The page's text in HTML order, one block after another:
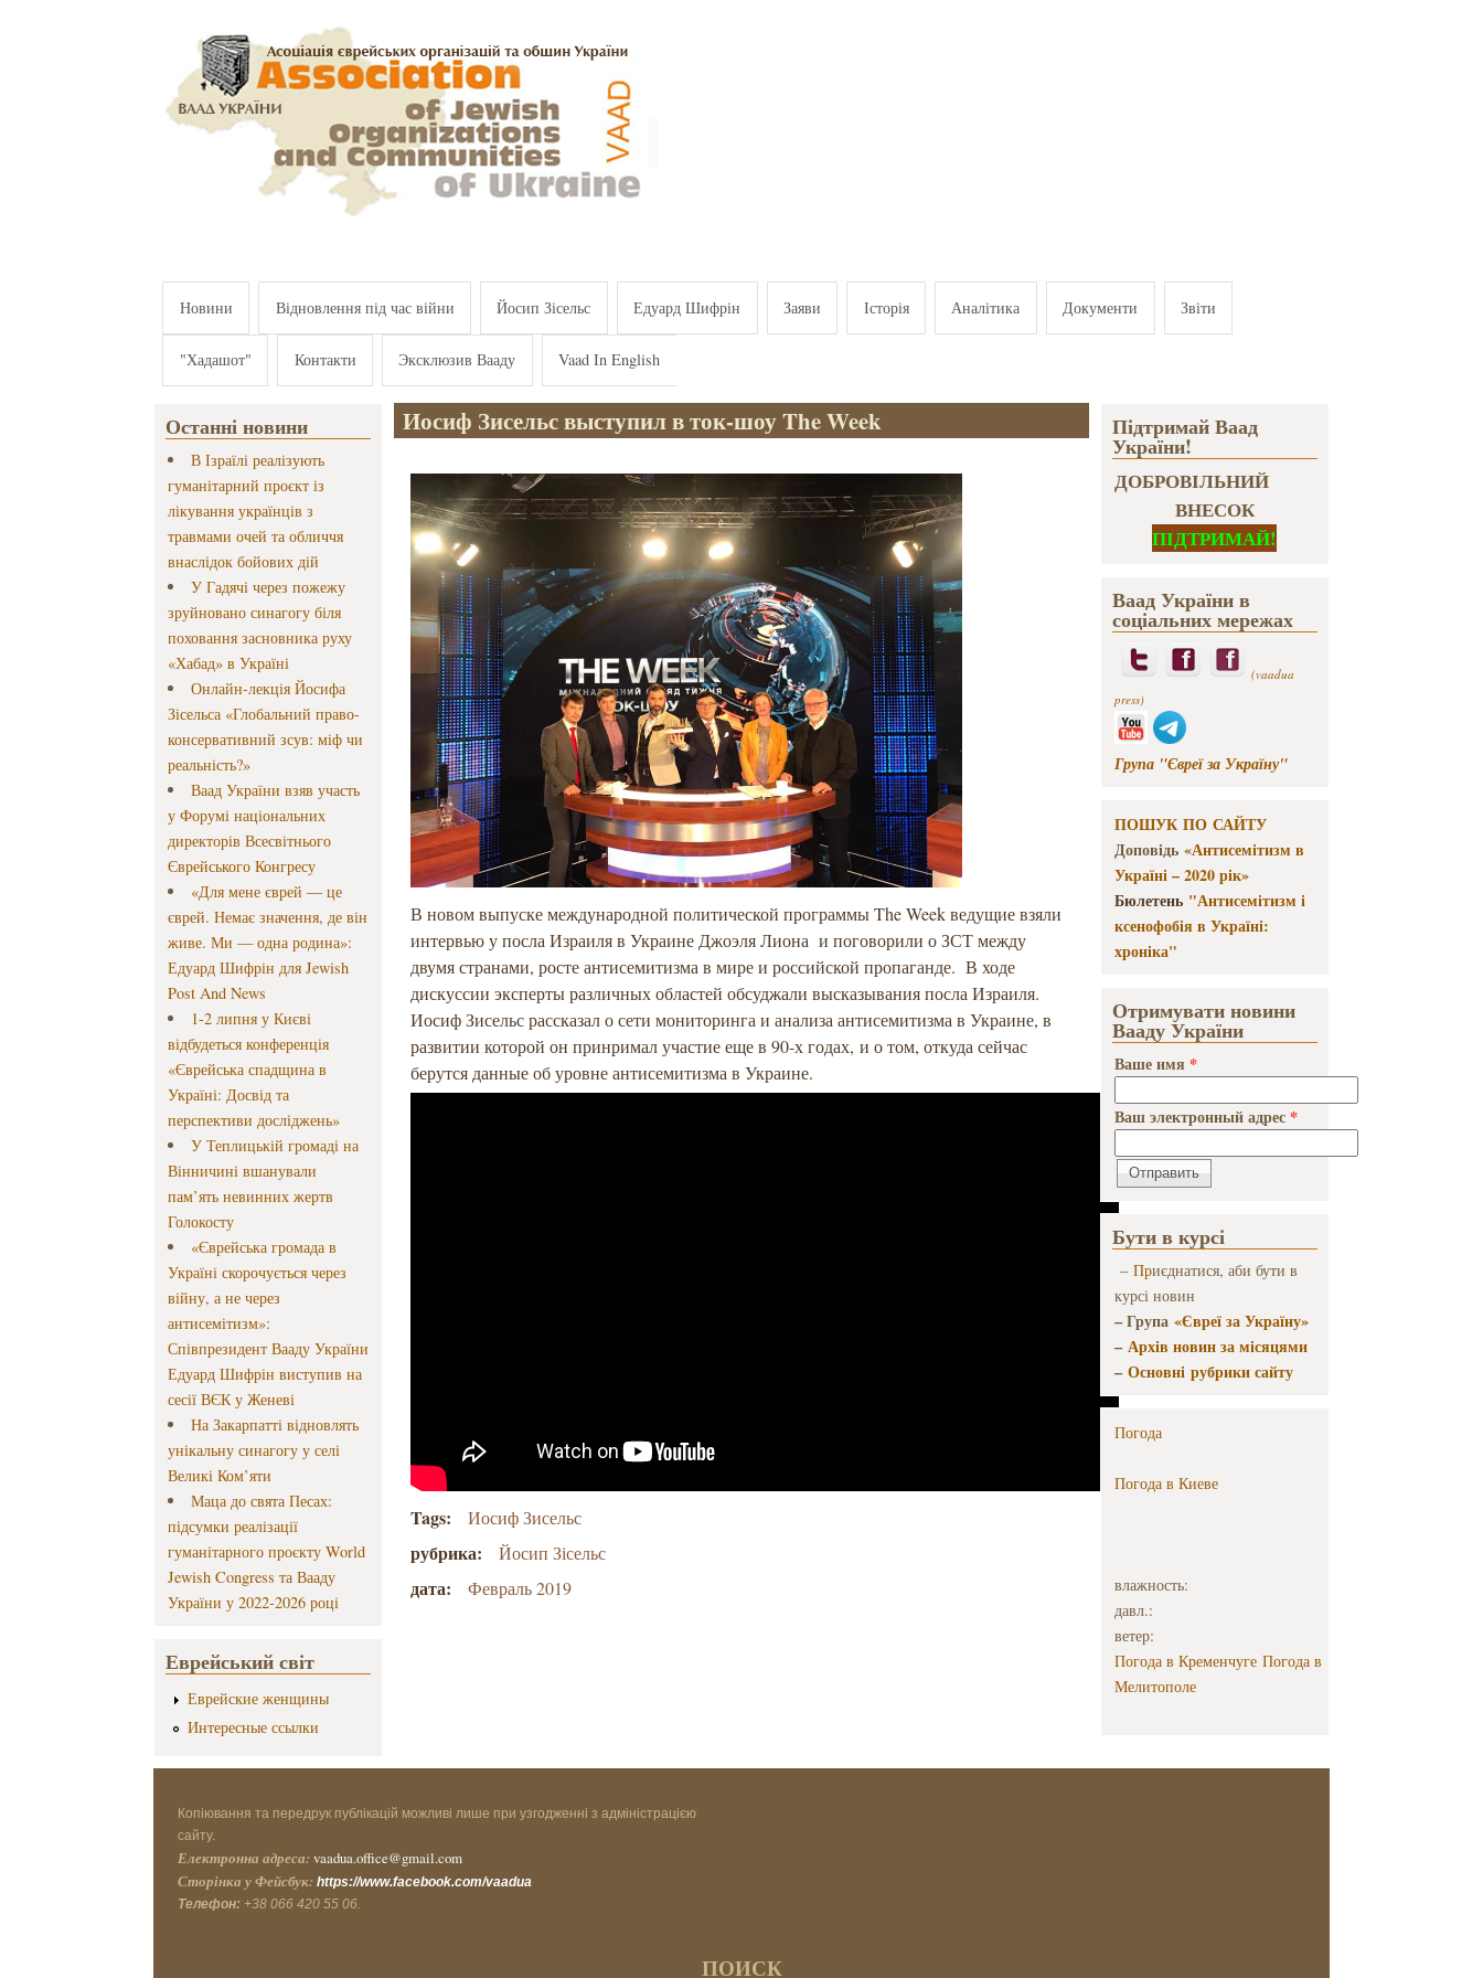
Новини Відновлення під час війни Йосип Зісельс Едуард Шифрін Заяви Історія Аналітика Документи Звіти
"Хадашот" Контакти Эксклюзив Вааду Vaad In English
Останні новини
В Ізраїлі реалізують
гуманітарний проєкт із
лікування українців з
травмами очей та обличчя
внаслідок бойових дій
У Гадячі через пожежу
зруйновано синагогу біля
поховання засновника руху
«Хабад» в Україні
Онлайн-лекція Йосифа
Зісельса «Глобальний право-
консервативний зсув: міф чи
реальність?»
Ваад України взяв участь
у Форумі національних
директорів Всесвітнього
Єврейського Конгресу
«Для мене єврей — це
єврей. Немає значення, де він
живе. Ми — одна родина»:
Едуард Шифрін для Jewish
Post And News
1-2 липня у Києві
відбудеться конференція
«Єврейська спадщина в
Україні: Досвід та
перспективи досліджень»
У Теплицькій громаді на
Вінничині вшанували
пам’ять невинних жертв
Голокосту
«Єврейська громада в
Україні скорочується через
війну, а не через
антисемітизм»:
Співпрезидент Вааду України
Едуард Шифрін виступив на
сесії ВЄК у Женеві
На Закарпатті відновлять
унікальну синагогу у селі
Великі Ком’яти
Маца до свята Песах:
підсумки реалізації
гуманітарного проєкту World
Jewish Congress та Вааду
України у 2022-2026 році
Еврейський світ
Еврейские женщины
Интересные ссылки
Иосиф Зисельс выступил в ток-шоу The Week
В новом выпуске международной политической программы The Week ведущие взяли
интервью у посла Израиля в Украине Джоэля Лиона и поговорили о ЗСТ между
двумя странами, росте антисемитизма в мире и российской пропаганде. В ходе
дискуссии эксперты различных областей обсуджали высказывания посла Израиля.
Иосиф Зисельс рассказал о сети мониторинга и анализа антисемитизма в Украине, в
развитии которой он принримал участие еще в 90-х годах, и о том, откуда сейчас
берутся данные об уровне антисемитизма в Украине.
Tags: Иосиф Зисельс
рубрика: Йосип Зісельс
дата: Февраль 2019
Підтримай Ваад
України!
ДОБРОВІЛЬНИЙ
ВНЕСОК
ПІДТРИМАЙ!
Ваад України в
соціальних мережах
(vaadua
press)
Група "Євреї за Україну"
ПОШУК ПО САЙТУ
Доповідь «Антисемітизм в
Україні – 2020 рік»
Бюлетень "Антисемітизм і
ксенофобія в Україні:
хроніка"
Отримувати новини
Вааду України
Ваше имя *
Ваш электронный адрес *
Бути в курсі
– Приєднатися, аби бути в
курсі новин
– Група «Євреї за Україну»
–Архів новин за місяцями
–Основні рубрики сайту
Погода
Погода в Киеве
влажность:
давл.:
ветер:
Погода в Кременчуге Погода в
Мелитополе
Копіювання та передрук публікацій можливі лише при узгодженні з адміністрацією
сайту.
Електронна адреса: vaadua.office@gmail.com
Сторінка у Фейсбук: https://www.facebook.com/vaadua
Телефон: +38 066 420 55 06.
ПОИСК